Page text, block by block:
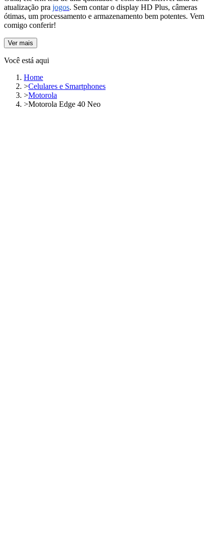
atualização pra jogos. Sem contar o display HD Plus, câmeras
ótimas, um processamento e armazenamento bem potentes. Vem
comigo conferir!
Ver mais
Você está aqui
Home
>Celulares e Smartphones
>Motorola
>Motorola Edge 40 Neo